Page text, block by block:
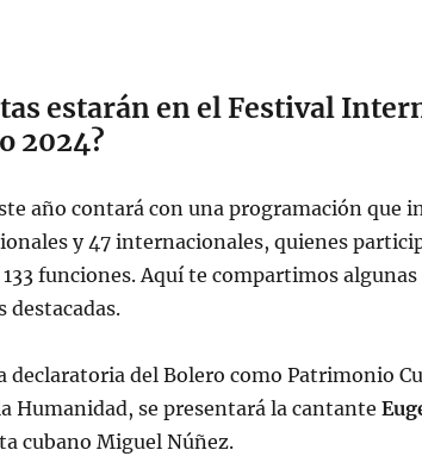
estarán en el Festival
2024?
año contará con una programación que
y 47 internacionales, quienes
funciones. Aquí te compartimos algunas
destacadas.
declaratoria del Bolero como Patrimonio
Humanidad, se presentará la cantante
cubano Miguel Núñez.